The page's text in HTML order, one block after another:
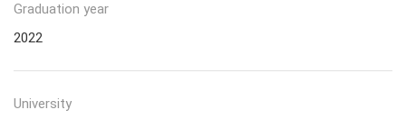
Graduation year
2022
University